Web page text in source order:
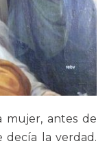
mujer, antes de
decía la verdad.